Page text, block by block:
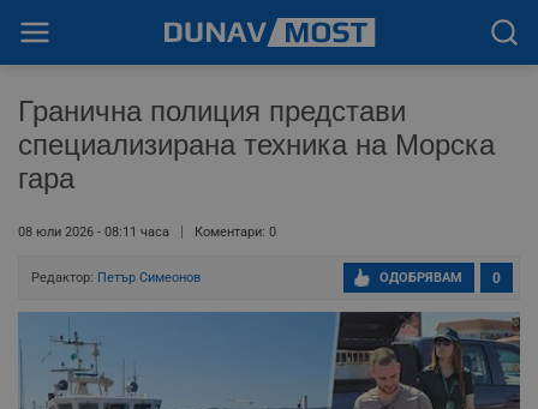
Гранична полиция представи
специализирана техника на Морска
гара
08 юли 2026 - 08:11 часа Коментари: 0
Редактор: Петър Симеонов 0
ОДОБРЯВАМ